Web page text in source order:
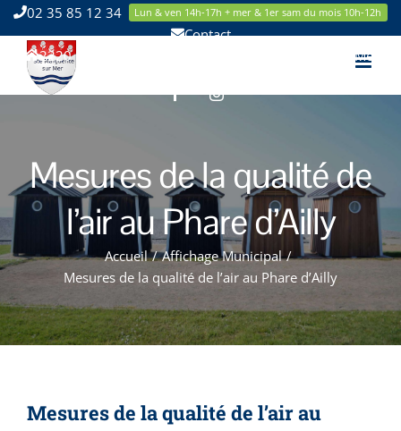
Passer
au
contenu
02 35 85 12 34 Lun & ven 14h-17h + mer & 1er sam du mois 10h-12h
Contact
2220 Route de la Mer 76119 Sainte Marguerite sur Mer
FacebookInstagram
Mesures de la qualité de
l’air au Phare d’Ailly
Accueil / Affichage Municipal /
Mesures de la qualité de l’air au Phare d’Ailly
Mesures de la qualité de l’air au